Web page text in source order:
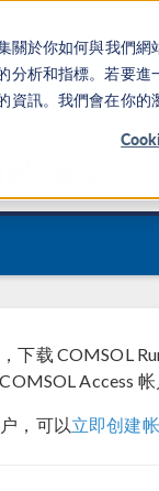
關於你如何與我們
析和指標。若要
訊。我們會在你的
下载 COMSOL
Access 帐
，可以立即创建